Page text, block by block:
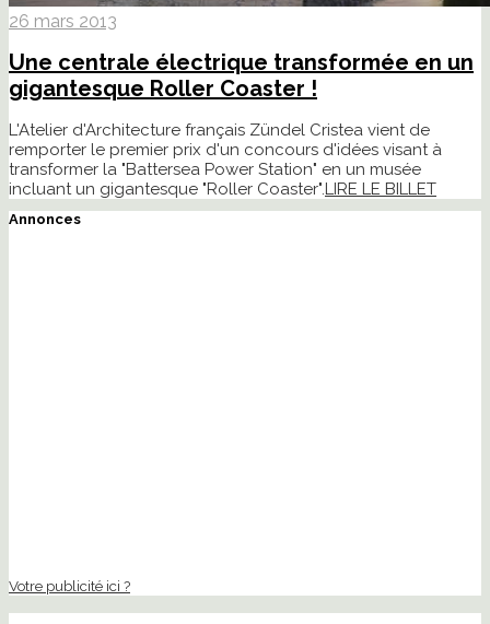
26 mars 2013
Une centrale électrique transformée en un
gigantesque Roller Coaster !
L'Atelier d'Architecture français Zündel Cristea vient de
remporter le premier prix d'un concours d'idées visant à
transformer la "Battersea Power Station" en un musée
incluant un gigantesque "Roller Coaster".LIRE LE BILLET
Annonces
Votre publicité ici ?